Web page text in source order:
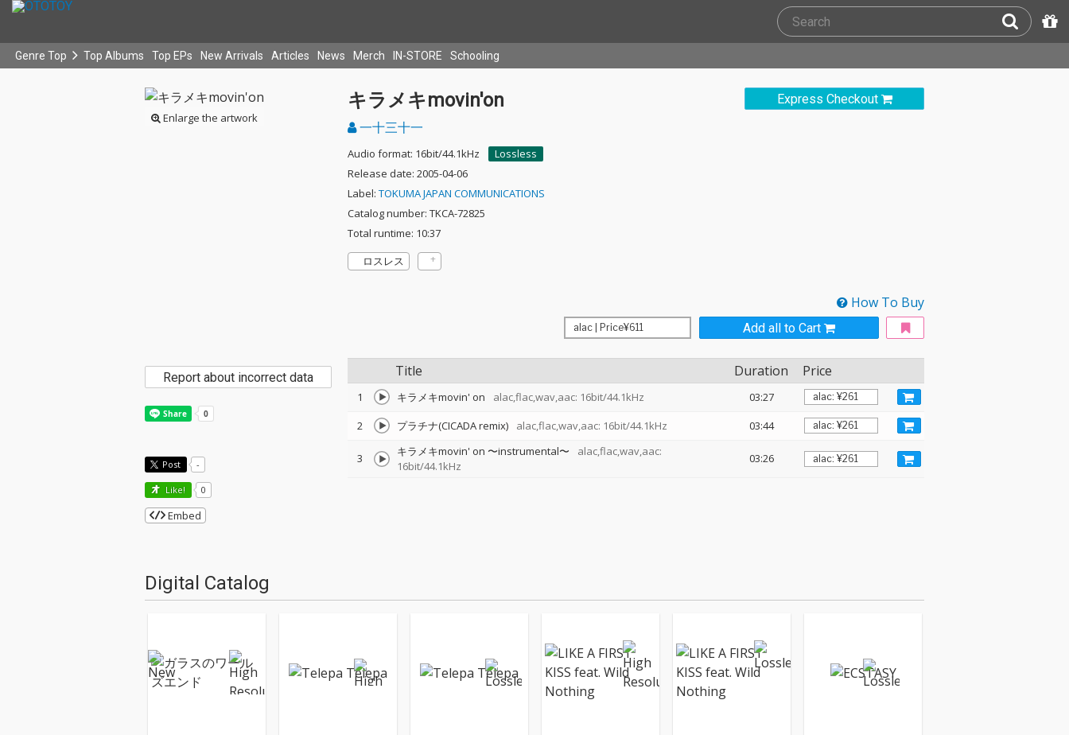
Genre Top Top Albums Top EPs New Arrivals Articles News Merch IN-STORE Schooling
Enlarge the artwork
Express Checkout
キラメキmovin'on
一十三十一
Audio format: 16bit/44.1kHz
Lossless
Release date: 2005-04-06
Label: TOKUMA JAPAN COMMUNICATIONS
Catalog number: TKCA-72825
Total runtime: 10:37
ロスレス
How To Buy
Add all to Cart
Title Duration Price
1 キラメキmovin' on alac,flac,wav,aac: 16bit/44.1kHz
03:27
2
プラチナ(CICADA remix) alac,flac,wav,aac: 16bit/44.1kHz 03:44
3 キラメキmovin' on 〜instrumental〜
alac,flac,wav,aac:
16bit/44.1kHz
03:26
Report about incorrect data
Post -
Like! 0
Embed
Digital Catalog